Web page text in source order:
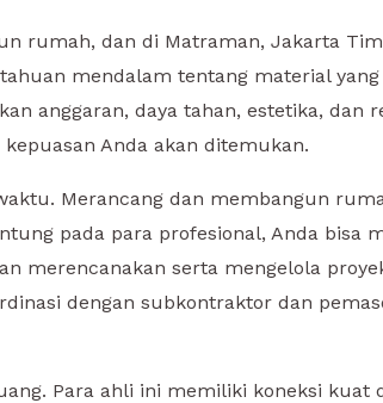
rumah, dan di Matraman, Jakarta
mendalam tentang material
anggaran, daya tahan, estetika, dan
Anda akan ditemukan.
Merancang dan membangun
pada para profesional, Anda bisa
merencanakan serta mengelola
dengan subkontraktor dan
Para ahli ini memiliki koneksi kuat